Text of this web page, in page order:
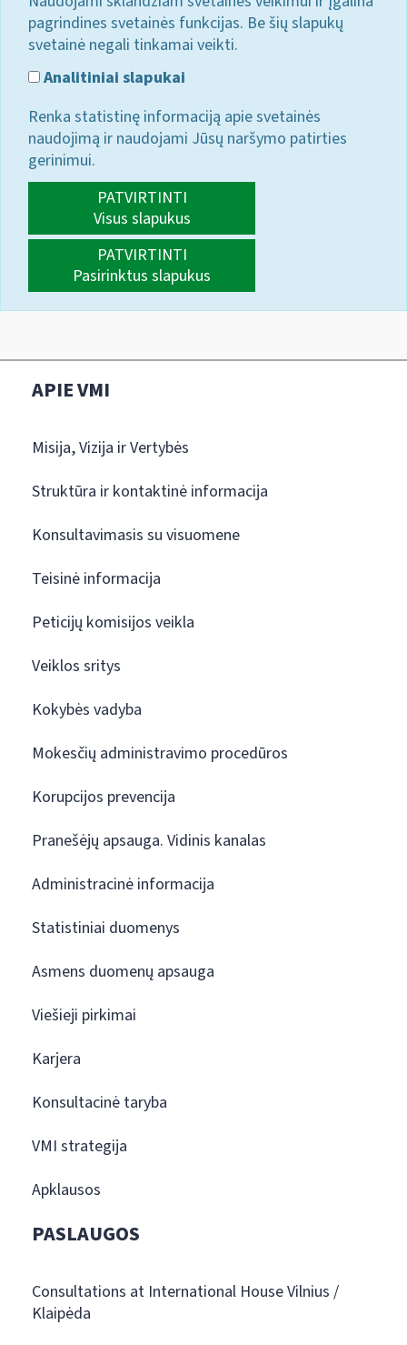
pagrindines svetainės funkcijas. Be šių slapukų
svetainė negali tinkamai veikti.
Analitiniai slapukai
Renka statistinę informaciją apie svetainės
naudojimą ir naudojami Jūsų naršymo patirties
gerinimui.
PATVIRTINTI
Visus slapukus
PATVIRTINTI
Pasirinktus slapukus
APIE VMI
Misija, Vizija ir Vertybės
Struktūra ir kontaktinė informacija
Konsultavimasis su visuomene
Teisinė informacija
Peticijų komisijos veikla
Veiklos sritys
Kokybės vadyba
Mokesčių administravimo procedūros
Korupcijos prevencija
Pranešėjų apsauga. Vidinis kanalas
Administracinė informacija
Statistiniai duomenys
Asmens duomenų apsauga
Viešieji pirkimai
Karjera
Konsultacinė taryba
VMI strategija
Apklausos
PASLAUGOS
Consultations at International House Vilnius /
Klaipėda